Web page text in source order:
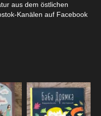
aus dem östlichen
Kanälen auf Facebook